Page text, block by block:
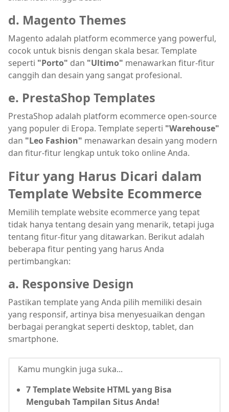
d. Magento Themes
Magento adalah platform ecommerce yang powerful,
cocok untuk bisnis dengan skala besar. Template
seperti "Porto" dan "Ultimo" menawarkan fitur-fitur
canggih dan desain yang sangat profesional.
e. PrestaShop Templates
PrestaShop adalah platform ecommerce open-source
yang populer di Eropa. Template seperti "Warehouse"
dan "Leo Fashion" menawarkan desain yang modern
dan fitur-fitur lengkap untuk toko online Anda.
Fitur yang Harus Dicari dalam
Template Website Ecommerce
Memilih template website ecommerce yang tepat
tidak hanya tentang desain yang menarik, tetapi juga
tentang fitur-fitur yang ditawarkan. Berikut adalah
beberapa fitur penting yang harus Anda
pertimbangkan:
a. Responsive Design
Pastikan template yang Anda pilih memiliki desain
yang responsif, artinya bisa menyesuaikan dengan
berbagai perangkat seperti desktop, tablet, dan
smartphone.
Kamu mungkin juga suka...
7 Template Website HTML yang Bisa
Mengubah Tampilan Situs Anda!